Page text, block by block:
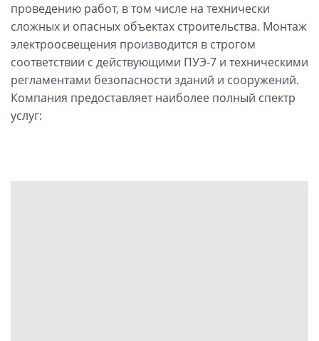
проведению работ, в том числе на технически
сложных и опасных объектах строительства. Монтаж
электроосвещения производится в строгом
соответствии с действующими ПУЭ-7 и техническими
регламентами безопасности зданий и сооружений.
Компания предоставляет наиболее полный спектр
услуг: